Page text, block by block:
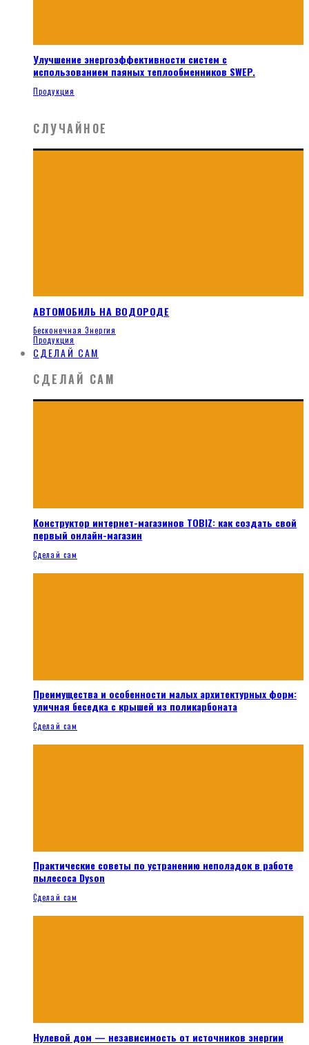
Улучшение энергоэффективности систем с
использованием паяных теплообменников SWEP.
Продукция
СЛУЧАЙНОЕ
АВТОМОБИЛЬ НА ВОДОРОДЕ
Бесконечная Энергия
Продукция
СДЕЛАЙ САМ
СДЕЛАЙ САМ
Конструктор интернет-магазинов TOBIZ: как создать свой
первый онлайн-магазин
Сделай сам
Преимущества и особенности малых архитектурных форм:
уличная беседка с крышей из поликарбоната
Сделай сам
Практические советы по устранению неполадок в работе
пылесоса Dyson
Сделай сам
Нулевой дом — независимость от источников энергии